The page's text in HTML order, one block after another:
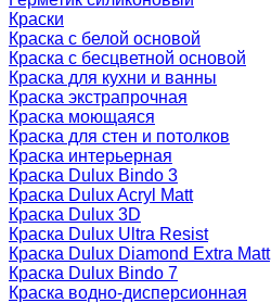
Краски
Краска с белой основой
Краска с бесцветной основой
Краска для кухни и ванны
Краска экстрапрочная
Краска моющаяся
Краска для стен и потолков
Краска интерьерная
Краска Dulux Bindo 3
Краска Dulux Acryl Matt
Краска Dulux 3D
Краска Dulux Ultra Resist
Краска Dulux Diamond Extra Matt
Краска Dulux Bindo 7
Краска водно-дисперсионная